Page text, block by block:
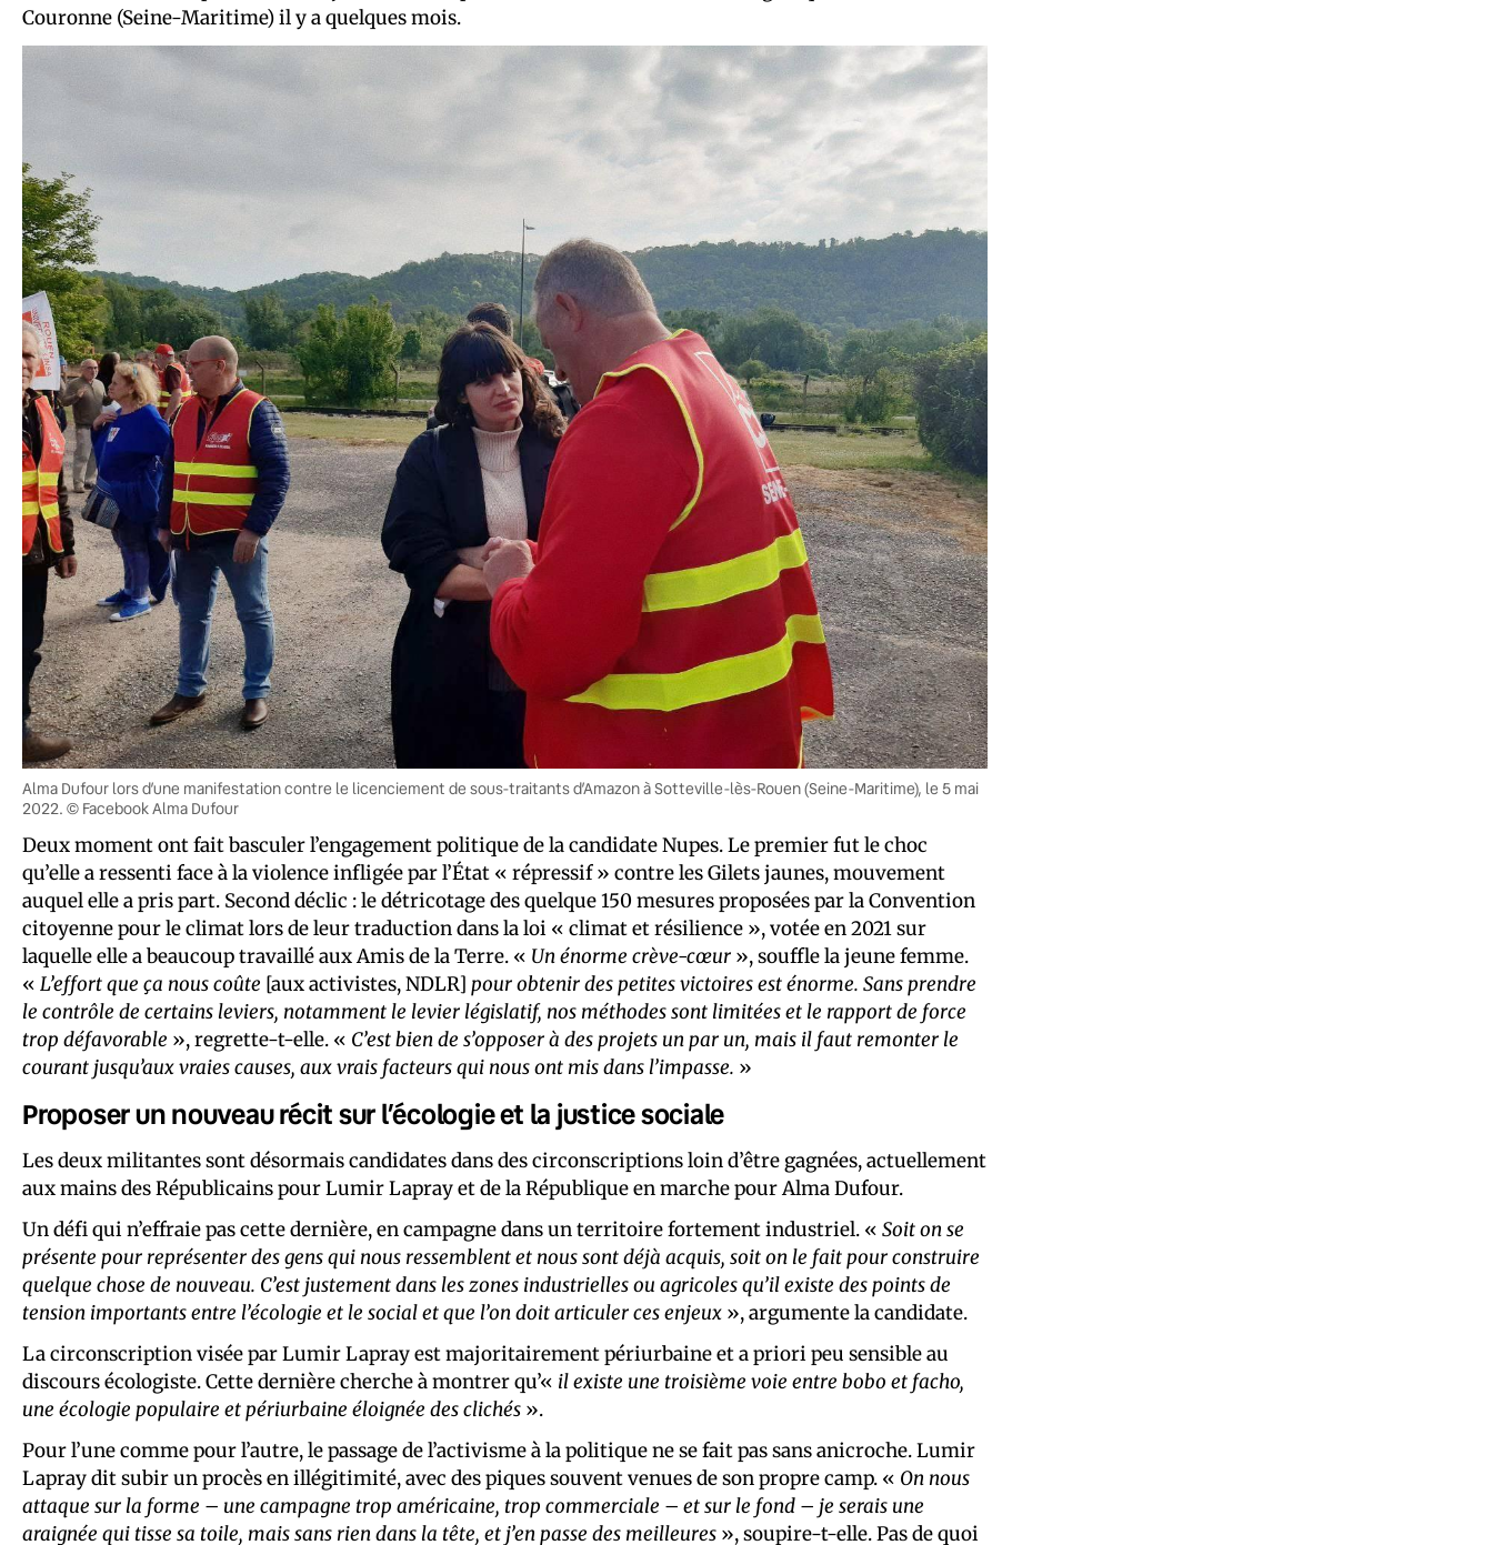
Couronne (Seine-Maritime) il y a quelques mois.
Alma Dufour lors d’une manifestation contre le licenciement de sous-traitants d’Amazon à Sotteville-lès-Rouen (Seine-Maritime), le 5 mai
2022. © Facebook Alma Dufour
Deux moment ont fait basculer l’engagement politique de la candidate Nupes. Le premier fut le choc
qu’elle a ressenti face à la violence infligée par l’État « répressif » contre les Gilets jaunes, mouvement
auquel elle a pris part. Second déclic : le détricotage des quelque 150 mesures proposées par la Convention
citoyenne pour le climat lors de leur traduction dans la loi « climat et résilience », votée en 2021 sur
laquelle elle a beaucoup travaillé aux Amis de la Terre. « Un énorme crève-cœur », souffle la jeune femme.
« L’effort que ça nous coûte [aux activistes, NDLR] pour obtenir des petites victoires est énorme. Sans prendre
le contrôle de certains leviers, notamment le levier législatif, nos méthodes sont limitées et le rapport de force
trop défavorable », regrette-t-elle. « C’est bien de s’opposer à des projets un par un, mais il faut remonter le
courant jusqu’aux vraies causes, aux vrais facteurs qui nous ont mis dans l’impasse. »
Proposer un nouveau récit sur l’écologie et la justice sociale
Les deux militantes sont désormais candidates dans des circonscriptions loin d’être gagnées, actuellement
aux mains des Républicains pour Lumir Lapray et de la République en marche pour Alma Dufour.
Un défi qui n’effraie pas cette dernière, en campagne dans un territoire fortement industriel. « Soit on se
présente pour représenter des gens qui nous ressemblent et nous sont déjà acquis, soit on le fait pour construire
quelque chose de nouveau. C’est justement dans les zones industrielles ou agricoles qu’il existe des points de
tension importants entre l’écologie et le social et que l’on doit articuler ces enjeux », argumente la candidate.
La circonscription visée par Lumir Lapray est majoritairement périurbaine et a priori peu sensible au
discours écologiste. Cette dernière cherche à montrer qu’« il existe une troisième voie entre bobo et facho,
une écologie populaire et périurbaine éloignée des clichés ».
Pour l’une comme pour l’autre, le passage de l’activisme à la politique ne se fait pas sans anicroche. Lumir
Lapray dit subir un procès en illégitimité, avec des piques souvent venues de son propre camp. « On nous
attaque sur la forme – une campagne trop américaine, trop commerciale – et sur le fond – je serais une
araignée qui tisse sa toile, mais sans rien dans la tête, et j’en passe des meilleures », soupire-t-elle. Pas de quoi